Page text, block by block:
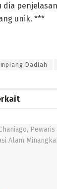
dia
unik. ***
Dadiah